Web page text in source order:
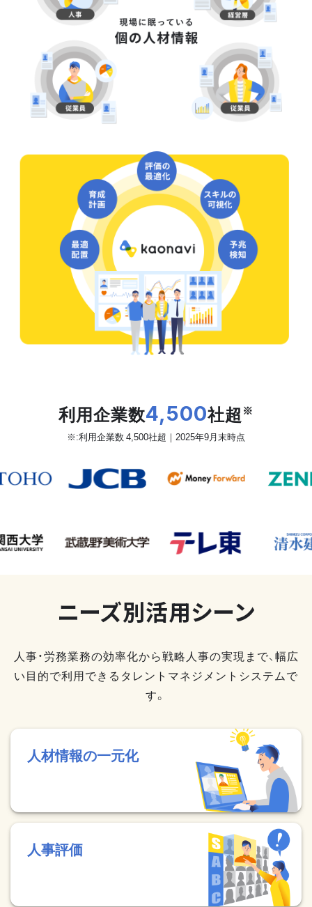
利用企業数4,500社超 ※
※:利用企業数 4,500社超｜2025年9月末時点
ニーズ別活用シーン
人事・労務業務の効率化から戦略人事の実現まで、幅広
い目的で利用できるタレントマネジメントシステムで
す。
人材情報の一元化
人事評価